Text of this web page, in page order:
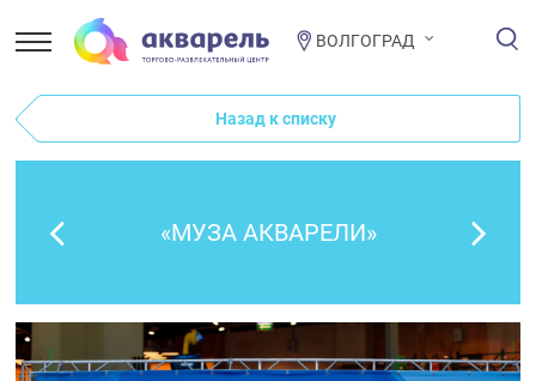
ВОЛГОГРАД
Назад к списку
«МУЗА АКВАРЕЛИ»